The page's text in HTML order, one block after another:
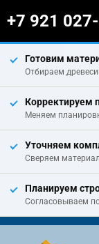
+7 921
Готовим
Отбираем
Корректируем
Меняем
Уточняем
Сверяем
Планируем
Согласовываем